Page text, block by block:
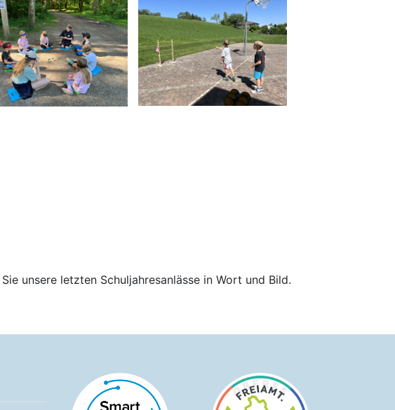
unsere letzten Schuljahresanlässe in Wort und Bild.